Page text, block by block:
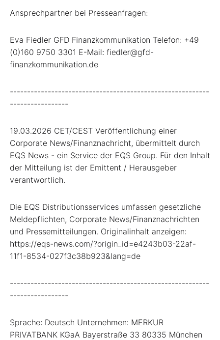
Ansprechpartner bei Presseanfragen:
Eva Fiedler GFD Finanzkommunikation Telefon: +49
(0)160 9750 3301 E-Mail: fiedler@gfd-
finanzkommunikation.de
----------------------------------------------------------
-----------------
19.03.2026 CET/CEST Veröffentlichung einer
Corporate News/Finanznachricht, übermittelt durch
EQS News - ein Service der EQS Group. Für den Inhalt
der Mitteilung ist der Emittent / Herausgeber
verantwortlich.
Die EQS Distributionsservices umfassen gesetzliche
Meldepflichten, Corporate News/Finanznachrichten
und Pressemitteilungen. Originalinhalt anzeigen:
https://eqs-news.com/?origin_id=e4243b03-22af-
11f1-8534-027f3c38b923&lang=de
----------------------------------------------------------
-----------------
Sprache: Deutsch Unternehmen: MERKUR
PRIVATBANK KGaA Bayerstraße 33 80335 München